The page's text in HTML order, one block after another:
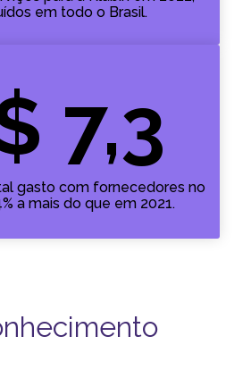
em todo o Brasil.
7,3
gasto com fornecedores no
a mais do que em 2021.